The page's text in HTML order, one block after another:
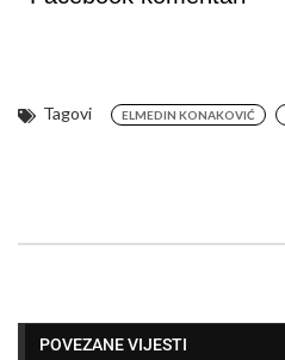
Tagovi ELMEDIN KONAKOVIĆ
POVEZANE VIJESTI